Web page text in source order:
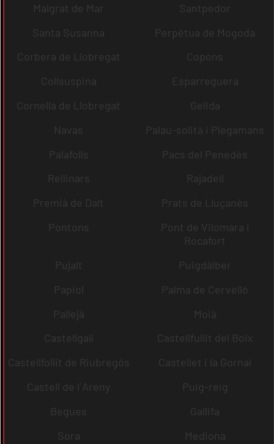
Malgrat de Mar
Santpedor
Santa Susanna
Perpètua de Mogoda
Corbera de Llobregat
Copons
Collsuspina
Esparreguera
Cornellà de Llobregat
Gelida
Navas
Palau-solità i Plegamans
Palafolls
Pacs del Penedès
Rellinars
Rajadell
Premià de Dalt
Prats de Lluçanès
Pontons
Pont de Vilomara i
Rocafort
Pujalt
Puigdàlber
Papiol
Palma de Cervelló
Pallejà
Moià
Castellgalí
Castellfullit del Boix
Castellfollit de Riubregós
Castellet i la Gornal
Castell de l´Areny
Puig-reig
Begues
Gallifa
Sora
Mediona